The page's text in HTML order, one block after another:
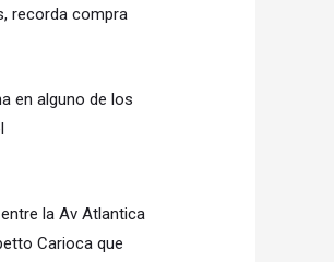
recorda compra
en alguno de los
la Av Atlantica
Carioca que